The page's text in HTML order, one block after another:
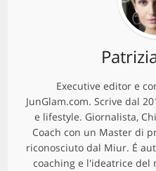
Executive editor e
JunGlam.com. Scrive dal
e lifestyle. Giornalista,
Coach con un Master di
riconosciuto dal Miur. É
coaching e l'ideatrice del